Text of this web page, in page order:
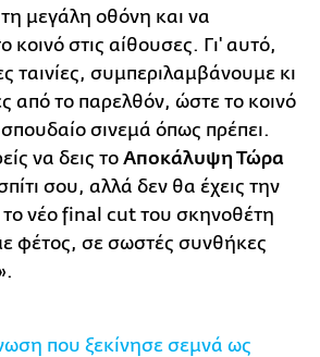
μεγάλη οθόνη και να
κοινό στις αίθουσες. Γι' αυτό,
ταινίες, συμπεριλαμβάνουμε κι
από το παρελθόν, ώστε το κοινό
σινεμά όπως πρέπει.
να δεις το Αποκάλυψη Τώρα
σου, αλλά δεν θα έχεις την
το νέο final cut του σκηνοθέτη
φέτος, σε σωστές συνθήκες
που ξεκίνησε σεμνά ως